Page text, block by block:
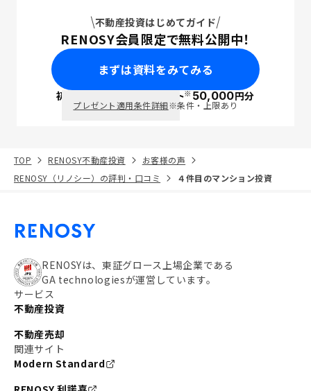
不動産投資はじめてガイド
RENOSY会員限定で無料公開中！
まずは資料をみてみる
初回面談で ポイント※50,000円分
プレゼント適用条件詳細※条件・上限あり
TOP RENOSY不動産投資
お客様の声
RENOSY（リノシー）の評判・口コミ
４件目のマンション投資
RENOSYは、東証グロース上場企業である
GA technologiesが運営しています。
サービス
不動産投資
不動産売却
関連サイト
Modern Standard